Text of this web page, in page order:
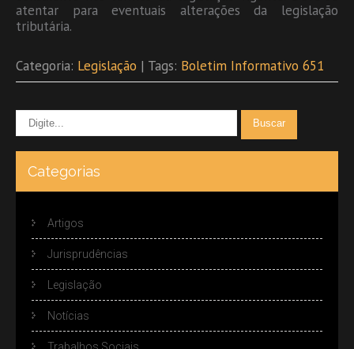
atentar para eventuais alterações da legislação
tributária.
Categoria: Legislação | Tags: Boletim Informativo 651
Categorias
Artigos
Jurisprudências
Legislação
Notícias
Trabalhos Sociais